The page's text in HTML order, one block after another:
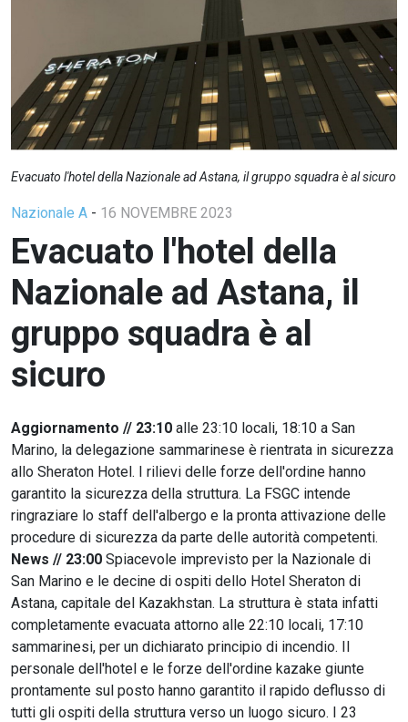
Evacuato l'hotel della Nazionale ad Astana, il gruppo squadra è al sicuro
Nazionale A - 16 NOVEMBRE 2023
Evacuato l'hotel della
Nazionale ad Astana, il
gruppo squadra è al
sicuro
Aggiornamento // 23:10 alle 23:10 locali, 18:10 a San
Marino, la delegazione sammarinese è rientrata in sicurezza
allo Sheraton Hotel. I rilievi delle forze dell'ordine hanno
garantito la sicurezza della struttura. La FSGC intende
ringraziare lo staff dell'albergo e la pronta attivazione delle
procedure di sicurezza da parte delle autorità competenti.
News // 23:00 Spiacevole imprevisto per la Nazionale di
San Marino e le decine di ospiti dello Hotel Sheraton di
Astana, capitale del Kazakhstan. La struttura è stata infatti
completamente evacuata attorno alle 22:10 locali, 17:10
sammarinesi, per un dichiarato principio di incendio. Il
personale dell'hotel e le forze dell'ordine kazake giunte
prontamente sul posto hanno garantito il rapido deflusso di
tutti gli ospiti della struttura verso un luogo sicuro. I 23